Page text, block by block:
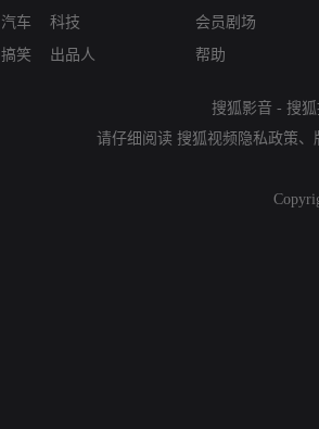
汽车
搞笑
科技
出品人
会员剧场
帮助
搜狐影音 - 搜
请仔细阅读 搜狐视频隐私政策、